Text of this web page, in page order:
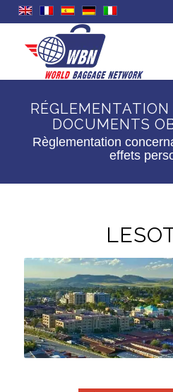
DOCUMENTS
Règlementation
effets